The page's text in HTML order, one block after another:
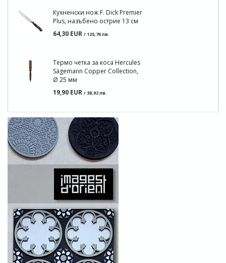
Кухненски нож F. Dick Premier
Plus, назъбено острие 13 см
64,30 EUR / 125,76 лв.
Термо четка за коса Hercules
Sägemann Copper Collection,
Ø 25 мм
19,90 EUR / 38,92 лв.